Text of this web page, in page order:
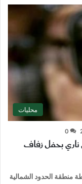
محليات
0
بحفل زفاف
منطقة الحدود الشمالية